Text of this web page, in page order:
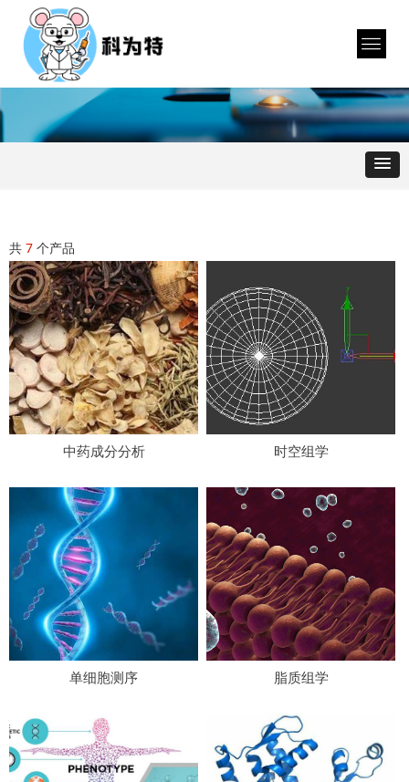
共 7 个产品
中药成分分析 时空组学
单细胞测序 脂质组学